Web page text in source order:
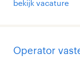
bekijk vacature
Operator